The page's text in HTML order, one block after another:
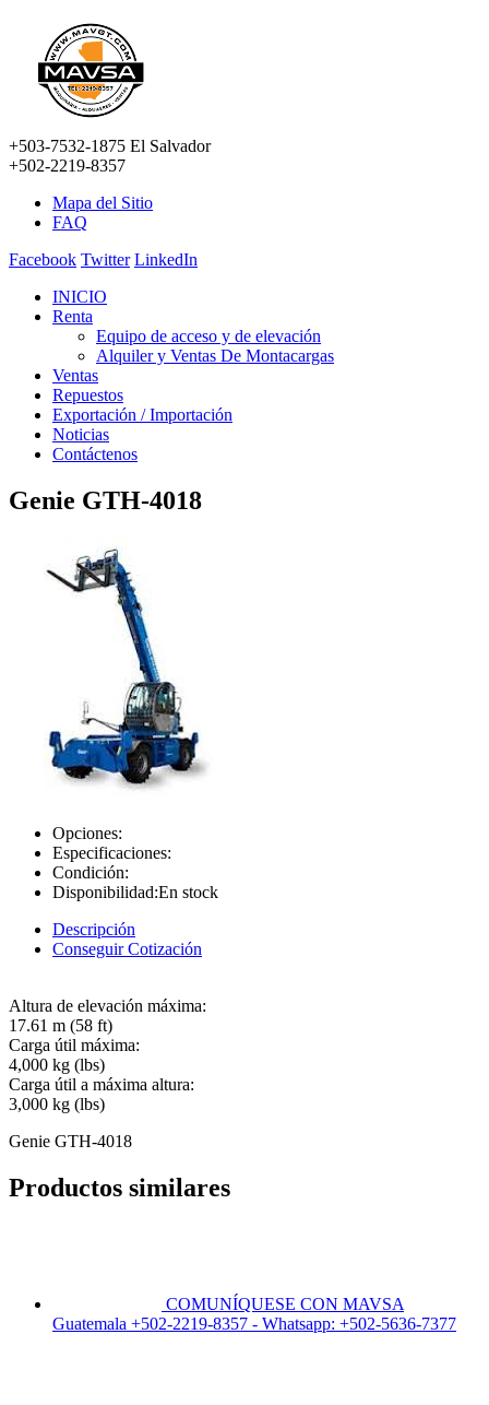
+503-7532-1875 El Salvador
+502-2219-8357
Mapa del Sitio
FAQ
Facebook Twitter LinkedIn
INICIO
Renta
Equipo de acceso y de elevación
Alquiler y Ventas De Montacargas
Ventas
Repuestos
Exportación / Importación
Noticias
Contáctenos
Genie GTH-4018
Opciones:
Especificaciones:
Condición:
Disponibilidad:En stock
Descripción
Conseguir Cotización
Altura de elevación máxima:
17.61 m (58 ft)
Carga útil máxima:
4,000 kg (lbs)
Carga útil a máxima altura:
3,000 kg (lbs)
Genie GTH-4018
Productos similares
COMUNÍQUESE CON MAVSA
Guatemala +502-2219-8357 - Whatsapp: +502-5636-7377